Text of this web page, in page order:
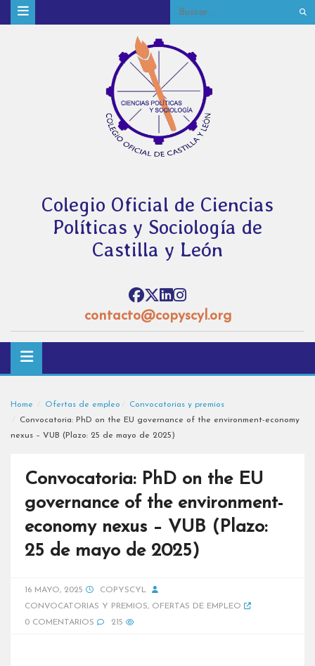
Colegio Oficial de Ciencias
Políticas y Sociología de
Castilla y León
contacto@copyscyl.org
Home Ofertas de empleo
Convocatorias y premios
Convocatoria: PhD on the EU governance of the environment-economy
nexus – VUB (Plazo: 25 de mayo de 2025)
Convocatoria: PhD on the EU
governance of the environment-
economy nexus – VUB (Plazo:
25 de mayo de 2025)
16 MAYO, 2025
COPYSCYL
CONVOCATORIAS Y PREMIOS, OFERTAS DE EMPLEO
0 COMENTARIOS
215